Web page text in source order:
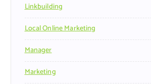
Linkbuilding
Local Online Marketing
Manager
Marketing